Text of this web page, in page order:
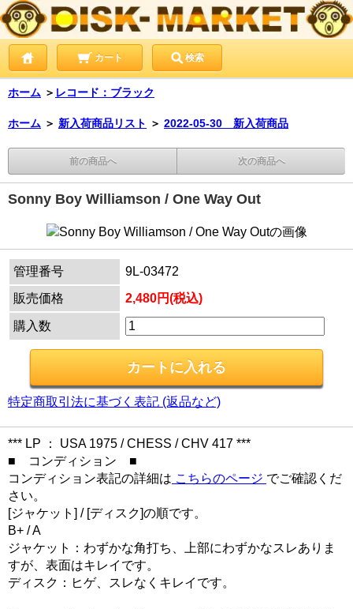
カート 検索
ホーム ＞ レコード：ブラック
ホーム ＞ 新入荷商品リスト ＞ 2022-05-30 新入荷商品
前の商品へ 次の商品へ
Sonny Boy Williamson / One Way Out
管理番号
9L-03472
販売価格
2,480円(税込)
購入数
特定商取引法に基づく表記 (返品など)
*** LP ： USA 1975 / CHESS / CHV 417 ***
■ コンディション ■
コンディション表記の詳細は こちらのページ でご確認くだ
さい。
[ジャケット] / [ディスク]の順です。
B+ / A
ジャケット：わずかな角打ち、上部にわずかなスレありま
すが、表面はキレイです。
ディスク：ヒゲ、スレなくキレイです。